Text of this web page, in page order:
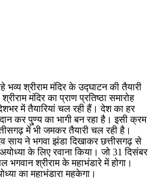
श्रीराम मंदिर के उद्घाटन की तैयारी
मंदिर का प्राण प्रतिष्ठा समारोह
में तैयारियां चल रही हैं। देश का हर
कर पु्ण्य का भागी बन रहा है। इसी क्रम
में भी जमकर तैयारी चल रही है।
साय ने भगवा झंडा दिखाकर छत्तीसगढ़ से
के लिए रवाना किया। जो 31 दिसंबर
श्रीराम के महाभंडारे में होगा।
का महाभंडारा महकेगा।